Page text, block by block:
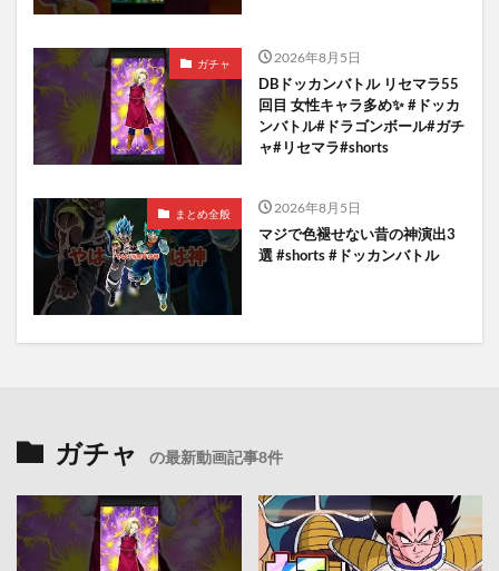
ガチャ 2026年8月5日
DBドッカンバトル リセマラ55
回目 女性キャラ多め✨️ #ドッカ
ンバトル#ドラゴンボール#ガチ
ャ#リセマラ#shorts
まとめ全般 2026年8月5日
マジで色褪せない昔の神演出3
選 #shorts #ドッカンバトル
ガチャ の最新動画記事8件